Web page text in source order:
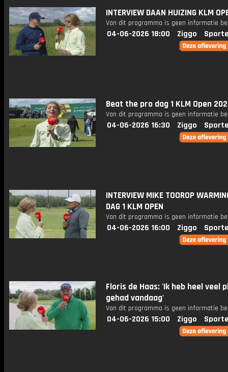
INTERVIEW DAAN HUIZING KLM
Van dit programma is geen informatie
04-06-2026 18:00 Ziggo
Beat the pro dag 1 KLM Open
Van dit programma is geen informatie
04-06-2026 16:30 Ziggo
INTERVIEW MIKE TOOROP
DAG 1 KLM OPEN
Van dit programma is geen informatie
04-06-2026 16:00 Ziggo
Floris de Haas: 'Ik heb heel veel
gehad vandaag'
Van dit programma is geen informatie
04-06-2026 15:00 Ziggo